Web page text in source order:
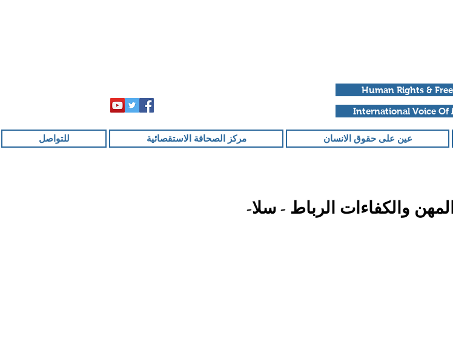
Human Rights &
International Voice Of
عين على حقوق الانسان مركز الصحافة الاستقصائية للتواصل
والكفاءات الرباط - سلا-